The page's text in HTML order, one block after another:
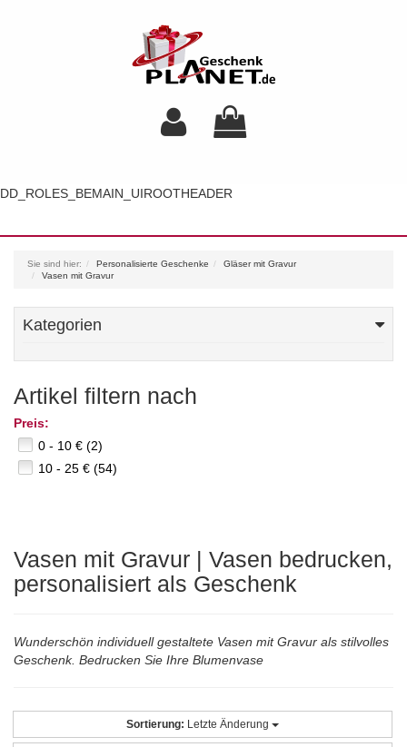
DD_ROLES_BEMAIN_UIROOTHEADER
Sie sind hier: Personalisierte Geschenke
Gläser mit Gravur
Vasen mit Gravur
Kategorien
Artikel filtern nach
Preis:
0 - 10 € (2)
10 - 25 € (54)
Vasen mit Gravur | Vasen bedrucken,
personalisiert als Geschenk
Wunderschön individuell gestaltete Vasen mit Gravur als stilvolles
Geschenk. Bedrucken Sie Ihre Blumenvase
Sortierung: Letzte Änderung